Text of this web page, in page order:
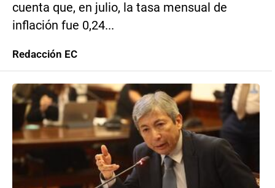
cuenta que, en julio, la tasa mensual de
inflación fue 0,24...
Redacción EC